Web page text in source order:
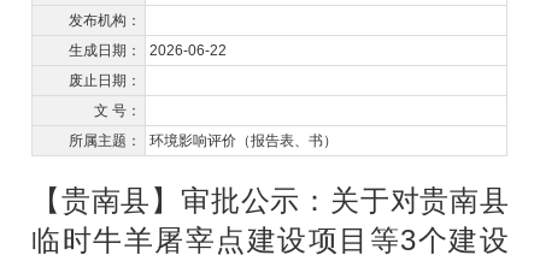
发布机构：
生成日期：
2026-06-22
废止日期：
文 号：
所属主题：
环境影响评价（报告表、书）
【贵南县】审批公示：关于对贵南县
临时牛羊屠宰点建设项目等3个建设